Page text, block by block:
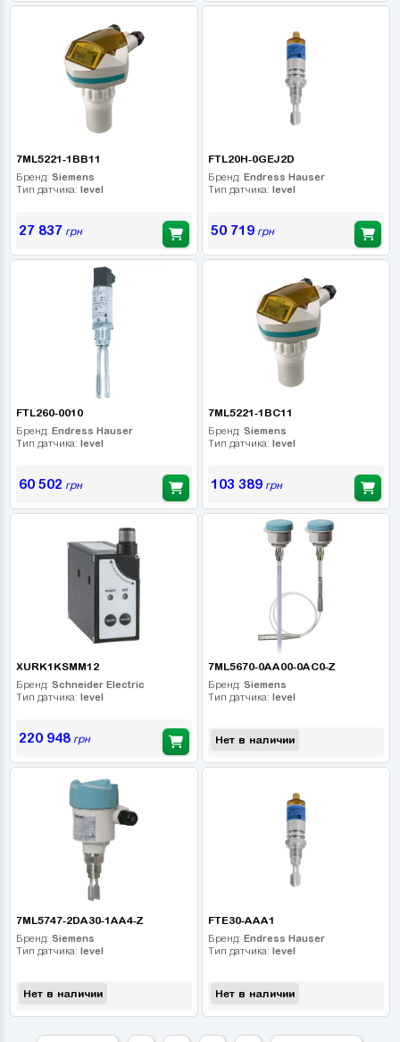
7ML5221-1BB11
Бренд: Siemens
Тип датчика: level
27 837 грн
FTL20H-0GEJ2D
Бренд: Endress Hauser
Тип датчика: level
50 719грн
FTL260-0010
Бренд: Endress Hauser
Тип датчика: level
60 502 грн
7ML5221-1BC11
Бренд: Siemens
Тип датчика: level
103 389грн
XURK1KSMM12
Бренд: Schneider Electric
Тип датчика: level
220 948грн
7ML5670-0AA00-0AC0-Z
Бренд: Siemens
Тип датчика: level
Нет в наличии
7ML5747-2DA30-1AA4-Z
Бренд: Siemens
Тип датчика: level
Нет в наличии
FTE30-AAA1
Бренд: Endress Hauser
Тип датчика: level
Нет в наличии